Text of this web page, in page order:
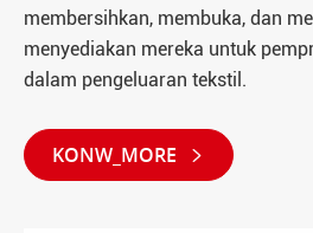
membersihkan, membuka, dan
menyediakan mereka untuk
dalam pengeluaran tekstil.
KONW_MORE 